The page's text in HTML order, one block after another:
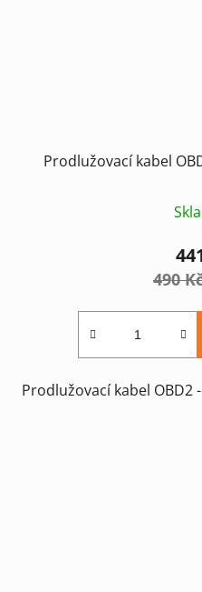
Prodlužovací kabel
490
Prodlužovací kabel OBD2